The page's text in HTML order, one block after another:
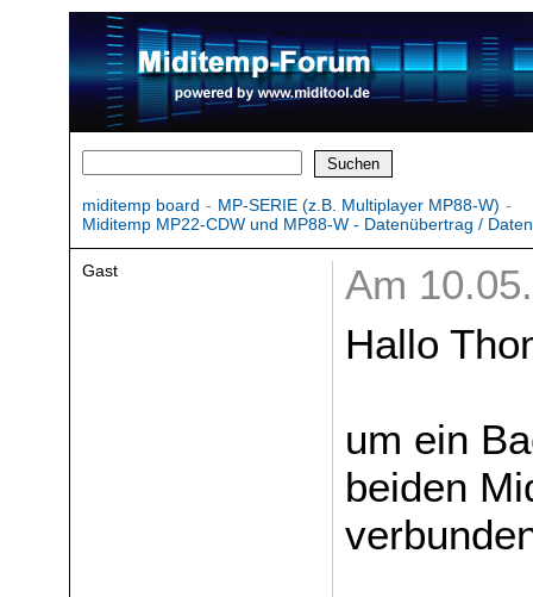
miditemp board - MP-SERIE (z.B. Multiplayer MP88-W) -
Miditemp MP22-CDW und MP88-W - Datenübertrag /
Gast
Am
Hallo
um ein
beiden